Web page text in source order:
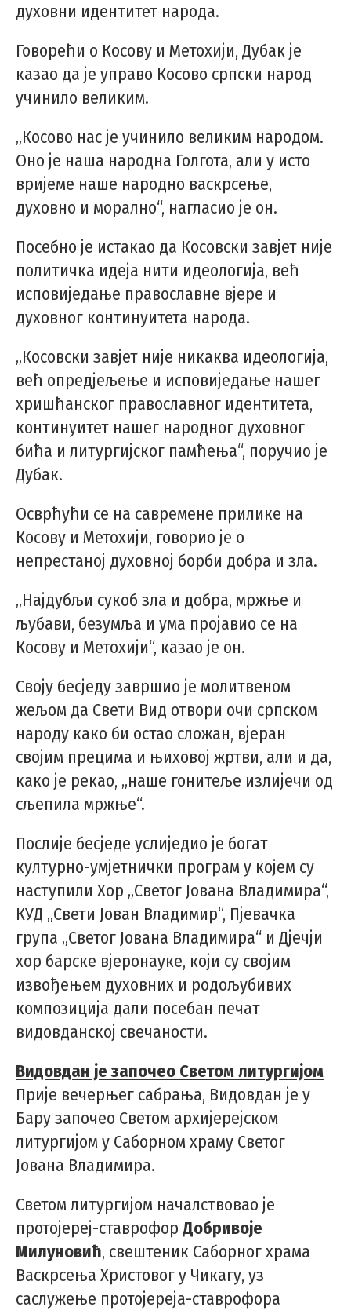
духовни идентитет народа.
Говорећи о Косову и Метохији, Дубак је
казао да је управо Косово српски народ
учинило великим.
„Косово нас је учинило великим народом.
Оно је наша народна Голгота, али у исто
вријеме наше народно васкрсење,
духовно и морално“, нагласио је он.
Посебно је истакао да Косовски завјет није
политичка идеја нити идеологија, већ
исповиједање православне вјере и
духовног континуитета народа.
„Косовски завјет није никаква идеологија,
већ опредјељење и исповиједање нашег
хришћанског православног идентитета,
континуитет нашег народног духовног
бића и литургијског памћења“, поручио је
Дубак.
Осврћући се на савремене прилике на
Косову и Метохији, говорио је о
непрестаној духовној борби добра и зла.
„Најдубљи сукоб зла и добра, мржње и
љубави, безумља и ума пројавио се на
Косову и Метохији“, казао је он.
Своју бесједу завршио је молитвеном
жељом да Свети Вид отвори очи српском
народу како би остао сложан, вјеран
својим прецима и њиховој жртви, али и да,
како је рекао, „наше гонитеље излијечи од
сљепила мржње“.
Послије бесједе услиједио је богат
културно-умјетнички програм у којем су
наступили Хор „Светог Јована Владимира“,
КУД „Свети Јован Владимир“, Пјевачка
група „Светог Јована Владимира“ и Дјечји
хор барске вјеронауке, који су својим
извођењем духовних и родољубивих
композиција дали посебан печат
видовданској свечаности.
Видовдан је започео Светом литургијом
Прије вечерњег сабрања, Видовдан је у
Бару започео Светом архијерејском
литургијом у Саборном храму Светог
Јована Владимира.
Светом литургијом началствовао је
протојереј-ставрофор Добривоје
Милуновић, свештеник Саборног храма
Васкрсења Христовог у Чикагу, уз
саслужење протојереја-ставрофора